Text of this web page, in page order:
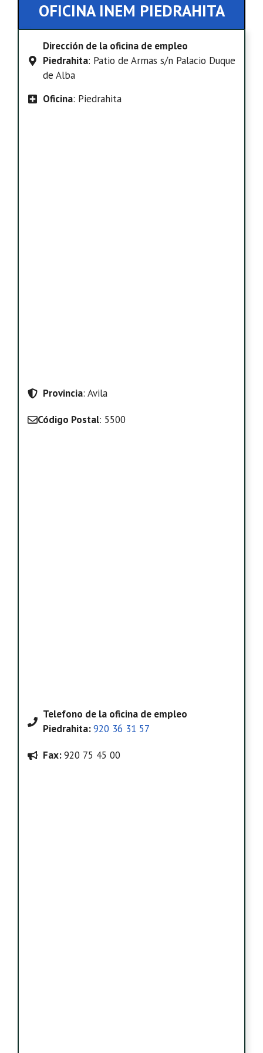
OFICINA INEM PIEDRAHITA
Dirección de la oficina de empleo
Piedrahita: Patio de Armas s/n Palacio Duque
de Alba
Oficina: Piedrahita
Provincia: Avila
Código Postal: 5500
Telefono de la oficina de empleo
Piedrahita:920 36 31 57
Fax:920 75 45 00